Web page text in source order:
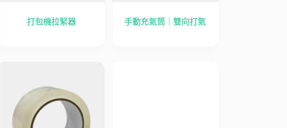
打包機拉緊器 手動充氣筒｜雙向打氣